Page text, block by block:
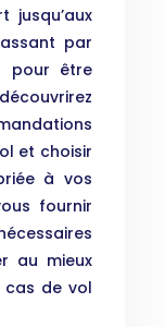
jusqu’aux
par
pour être
et choisir
à vos
fournir
au mieux
cas de vol